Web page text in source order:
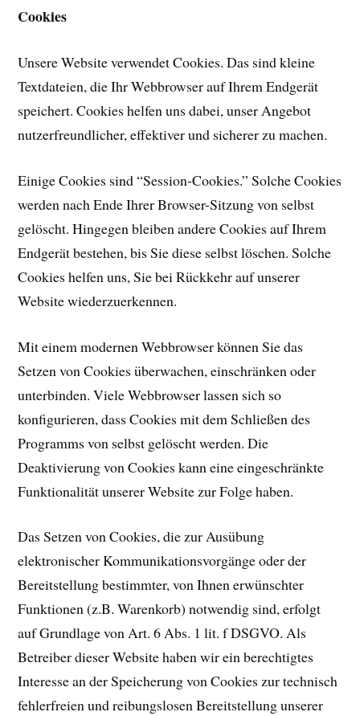
Cookies
Unsere Website verwendet Cookies. Das sind kleine
Textdateien, die Ihr Webbrowser auf Ihrem Endgerät
speichert. Cookies helfen uns dabei, unser Angebot
nutzerfreundlicher, effektiver und sicherer zu machen.
Einige Cookies sind “Session-Cookies.” Solche Cookies
werden nach Ende Ihrer Browser-Sitzung von selbst
gelöscht. Hingegen bleiben andere Cookies auf Ihrem
Endgerät bestehen, bis Sie diese selbst löschen. Solche
Cookies helfen uns, Sie bei Rückkehr auf unserer
Website wiederzuerkennen.
Mit einem modernen Webbrowser können Sie das
Setzen von Cookies überwachen, einschränken oder
unterbinden. Viele Webbrowser lassen sich so
konfigurieren, dass Cookies mit dem Schließen des
Programms von selbst gelöscht werden. Die
Deaktivierung von Cookies kann eine eingeschränkte
Funktionalität unserer Website zur Folge haben.
Das Setzen von Cookies, die zur Ausübung
elektronischer Kommunikationsvorgänge oder der
Bereitstellung bestimmter, von Ihnen erwünschter
Funktionen (z.B. Warenkorb) notwendig sind, erfolgt
auf Grundlage von Art. 6 Abs. 1 lit. f DSGVO. Als
Betreiber dieser Website haben wir ein berechtigtes
Interesse an der Speicherung von Cookies zur technisch
fehlerfreien und reibungslosen Bereitstellung unserer